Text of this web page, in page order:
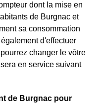
dont la mise en
de Burgnac et
sa consommation
d'effectuer
changer le vôtre
en service suivant
de Burgnac pour